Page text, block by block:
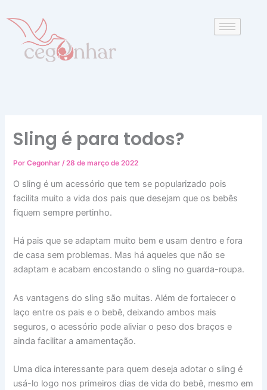
para
conteúdo
Sling é para todos?
PorCegonhar /28 de março de 2022
O sling é um acessório que tem se popularizado pois
facilita muito a vida dos pais que desejam que os bebês
fiquem sempre pertinho.
Há pais que se adaptam muito bem e usam dentro e fora
de casa sem problemas. Mas há aqueles que não se
adaptam e acabam encostando o sling no guarda-roupa.
As vantagens do sling são muitas. Além de fortalecer o
laço entre os pais e o bebê, deixando ambos mais
seguros, o acessório pode aliviar o peso dos braços e
ainda facilitar a amamentação.
Uma dica interessante para quem deseja adotar o sling é
usá-lo logo nos primeiros dias de vida do bebê, mesmo em
e
s